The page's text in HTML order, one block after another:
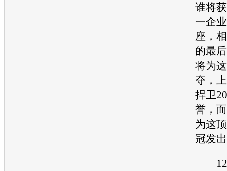
谁将
一企
座，
的最
将为
夺，
捍卫
誉，而
为这
冠发
12